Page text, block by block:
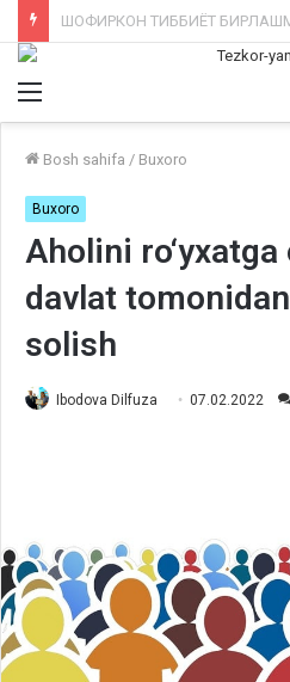
Menu
Bosh sahifa / Buxoro
Buxoro
Aholini
davlat
solish
Ibodova Dilfuza 07.02.2022